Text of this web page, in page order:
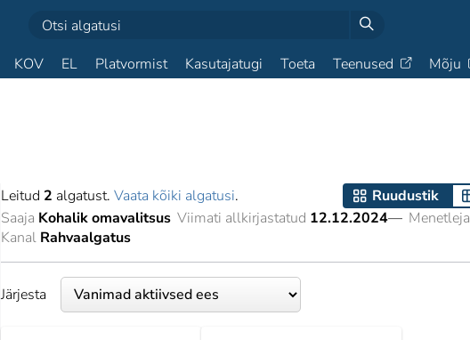
KOV EL Platvormist Kasutajatugi Toeta Teenused Mõju
Leitud 2 algatust. Vaata kõiki algatusi. Ruudustik
Saaja Kohalik omavalitsus Viimati allkirjastatud 12.12.2024— Menetleja
Kanal Rahvaalgatus
Järjesta